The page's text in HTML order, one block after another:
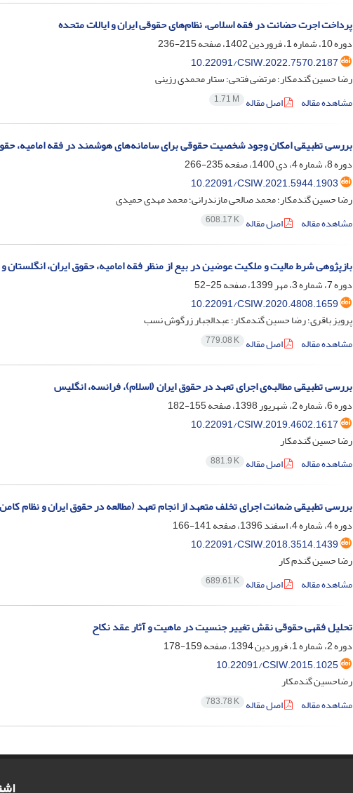
پرداخت اجرت حضانت در فقه اسلامی، نظام‌‌های حقوقی ایران و ایالات متحده
دوره 10، شماره 1، فروردین 1402، صفحه
215-236
10.22091/CSIW.2022.7570.2187
رضا حسین گندمکار؛ مرتضی فتحی؛ ستار محمدی رزینی
مشاهده مقاله
اصل مقاله 1.71 M
بررسی تطبیقی امکان وجود شخصیت حقوقی برای سامانه‌های هوشمند در فقه امامیه،
دوره 8، شماره 4، دی 1400، صفحه
235-266
10.22091/CSIW.2021.5944.1903
رضا حسین گندمکار؛ محمد صالحی مازندرانی؛ محمد مهدی حمیدی
مشاهده مقاله
اصل مقاله 608.17 K
بازپژوهی شرط مالیت و ملکیت عوضین در بیع از منظر فقه امامیه، حقوق ایران، انگلستان و
دوره 7، شماره 3، مهر 1399، صفحه
25-52
10.22091/CSIW.2020.4808.1659
پرویز باقری؛ رضا حسین گندمکار؛ عبدالجبار زرگوش نسب
مشاهده مقاله
اصل مقاله 779.08 K
بررسی تطبیقی مطالبه‌ی اجرای تعهد در حقوق ایران (اسلام)، فرانسه، انگلیس
دوره 6، شماره 2، شهریور 1398، صفحه
155-182
10.22091/CSIW.2019.4602.1617
رضا حسین گندمکار
مشاهده مقاله
اصل مقاله 881.9 K
بررسی تطبیقی ضمانت اجرای تخلف متعهد از انجام تعهد (مطالعه در حقوق ایران و نظام
دوره 4، شماره 4، اسفند 1396، صفحه
141-166
10.22091/CSIW.2018.3514.1439
رضا حسین گندم کار
مشاهده مقاله
اصل مقاله 689.61 K
تحلیل فقهی حقوقی نقش تغییر جنسیت در ماهیت و آثار عقد نکاح
دوره 2، شماره 1، فروردین 1394، صفحه
159-178
10.22091/CSIW.2015.1025
رضاحسین گندمکار
مشاهده مقاله
اصل مقاله 783.78 K